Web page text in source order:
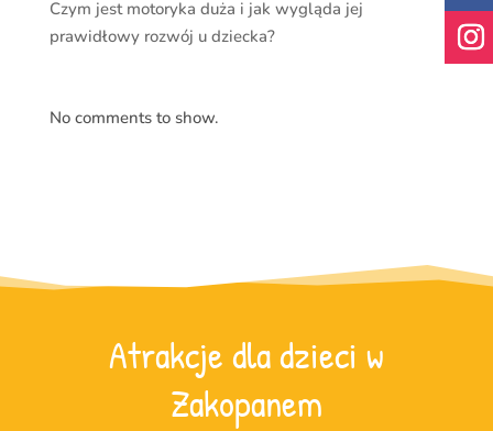
Czym jest motoryka duża i jak wygląda jej
prawidłowy rozwój u dziecka?
No comments to show.
Atrakcje dla dzieci w
Zakopanem